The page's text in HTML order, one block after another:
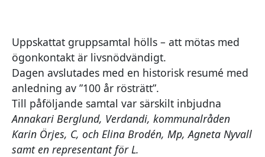
Uppskattat gruppsamtal hölls – att mötas med
ögonkontakt är livsnödvändigt.
Dagen avslutades med en historisk resumé med
anledning av ”100 år rösträtt”.
Till påföljande samtal var särskilt inbjudna
Annakari Berglund, Verdandi, kommunalråden
Karin Örjes, C, och Elina Brodén, Mp, Agneta Nyvall
samt en representant för L.